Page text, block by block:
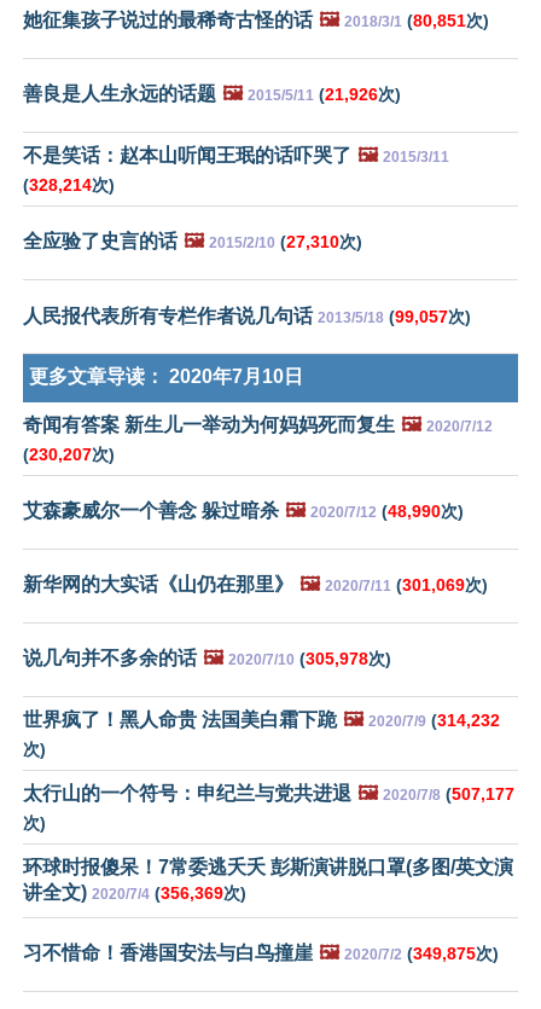
她征集孩子说过的最稀奇古怪的话 🖼️ 2018/3/1 (80,851次)
善良是人生永远的话题 🖼️ 2015/5/11 (21,926次)
不是笑话：赵本山听闻王珉的话吓哭了 🖼️ 2015/3/11
(328,214次)
全应验了史言的话 🖼️ 2015/2/10 (27,310次)
人民报代表所有专栏作者说几句话 2013/5/18 (99,057次)
更多文章导读： 2020年7月10日
奇闻有答案 新生儿一举动为何妈妈死而复生 🖼️ 2020/7/12
(230,207次)
艾森豪威尔一个善念 躲过暗杀 🖼️ 2020/7/12 (48,990次)
新华网的大实话《山仍在那里》 🖼️ 2020/7/11 (301,069次)
说几句并不多余的话 🖼️ 2020/7/10 (305,978次)
世界疯了！黑人命贵 法国美白霜下跪 🖼️ 2020/7/9 (314,232
次)
太行山的一个符号：申纪兰与党共进退 🖼️ 2020/7/8 (507,177
次)
环球时报傻呆！7常委逃夭夭 彭斯演讲脱口罩(多图/英文演
讲全文) 2020/7/4 (356,369次)
习不惜命！香港国安法与白鸟撞崖 🖼️ 2020/7/2 (349,875次)